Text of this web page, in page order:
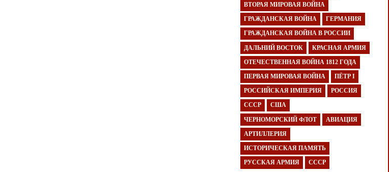
ВТОРАЯ МИРОВАЯ ВОЙНА
ГРАЖДАНСКАЯ ВОЙНА ГЕРМАНИЯ
ГРАЖДАНСКАЯ ВОЙНА В РОССИИ
ДАЛЬНИЙ ВОСТОК КРАСНАЯ АРМИЯ
ОТЕЧЕСТВЕННАЯ ВОЙНА 1812 ГОДА
ПЕРВАЯ МИРОВАЯ ВОЙНА ПЁТР I
РОССИЙСКАЯ ИМПЕРИЯ РОССИЯ
СССР США
ЧЕРНОМОРСКИЙ ФЛОТ АВИАЦИЯ
АРТИЛЛЕРИЯ
ИСТОРИЧЕСКАЯ ПАМЯТЬ
РУССКАЯ АРМИЯ СССР